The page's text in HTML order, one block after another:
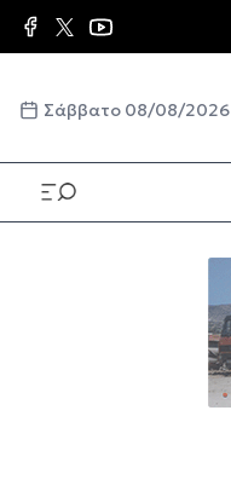
Παράκαμψη
προς
κυρίωςΣάββατο 08/08/2026